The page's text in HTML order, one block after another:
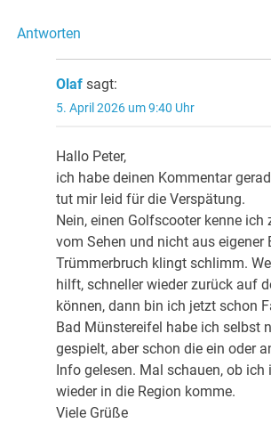
Antworten
Olaf sagt:
5. April 2026 um 9:40 Uhr
Hallo Peter,
ich habe deinen Kommentar
tut mir leid für die Verspätung.
Nein, einen Golfscooter kenne ich
vom Sehen und nicht aus eigener
Trümmerbruch klingt schlimm.
hilft, schneller wieder zurück auf
können, dann bin ich jetzt schon
Bad Münstereifel habe ich selbst
gespielt, aber schon die ein oder
Info gelesen. Mal schauen, ob ich
wieder in die Region komme.
Viele Grüße